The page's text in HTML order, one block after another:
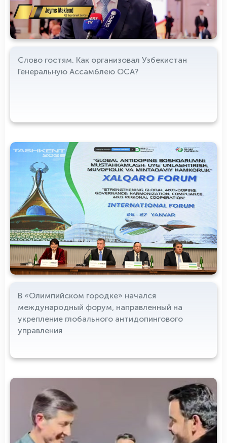
Слово гостям. Как организовал Узбекистан
Генеральную Ассамблею ОСА?
В «Олимпийском городке» начался
международный форум, направленный на
укрепление глобального антидопингового
управления